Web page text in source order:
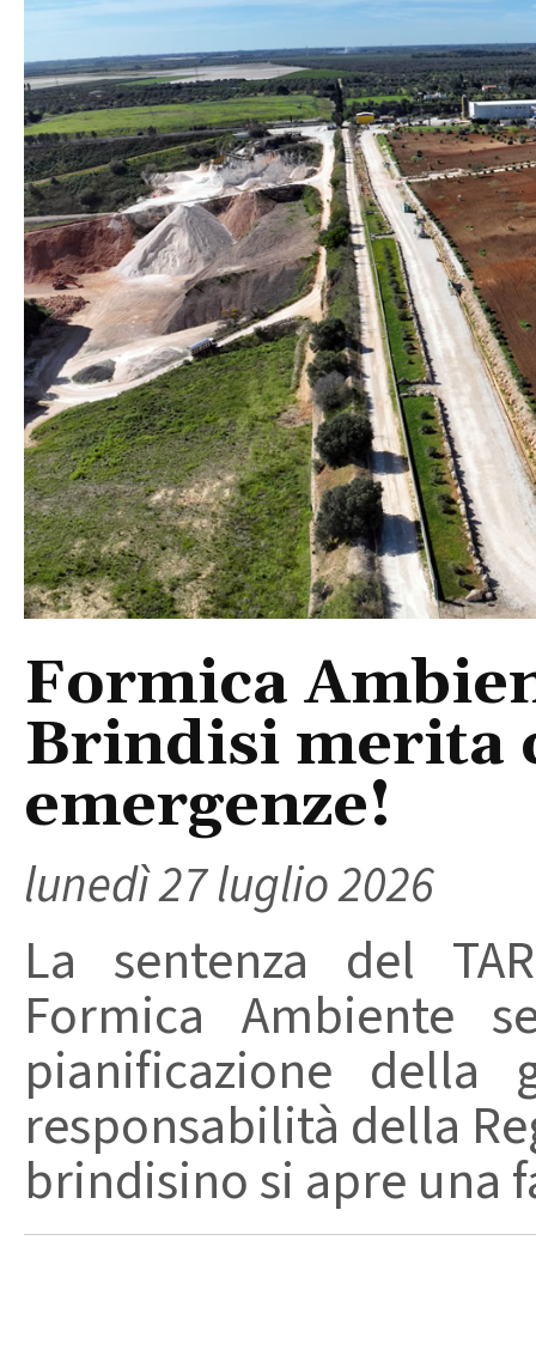
Formica
Brindisi merita
emergenze!
lunedì 27 luglio 2026
La sentenza del
Formica Ambiente
pianificazione
responsabilità della
brindisino si apre una